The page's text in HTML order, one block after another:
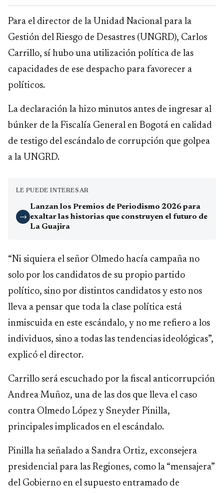
Para el director de la Unidad Nacional para la
Gestión del Riesgo de Desastres (UNGRD), Carlos
Carrillo, sí hubo una utilización política de las
capacidades de ese despacho para favorecer a
políticos.
La declaración la hizo minutos antes de ingresar al
búnker de la Fiscalía General en Bogotá en calidad
de testigo del escándalo de corrupción que golpea
a la UNGRD.
LE PUEDE INTERESAR
→
Lanzan los Premios de Periodismo 2026 para
exaltar las historias que construyen el futuro de
La Guajira
“Ni siquiera el señor Olmedo hacía campaña no
solo por los candidatos de su propio partido
político, sino por distintos candidatos y esto nos
lleva a pensar que toda la clase política está
inmiscuida en este escándalo, y no me refiero a los
individuos, sino a todas las tendencias ideológicas”,
explicó el director.
Carrillo será escuchado por la fiscal anticorrupción
Andrea Muñoz, una de las dos que lleva el caso
contra Olmedo López y Sneyder Pinilla,
principales implicados en el escándalo.
Pinilla ha señalado a Sandra Ortiz, exconsejera
presidencial para las Regiones, como la “mensajera”
del Gobierno en el supuesto entramado de